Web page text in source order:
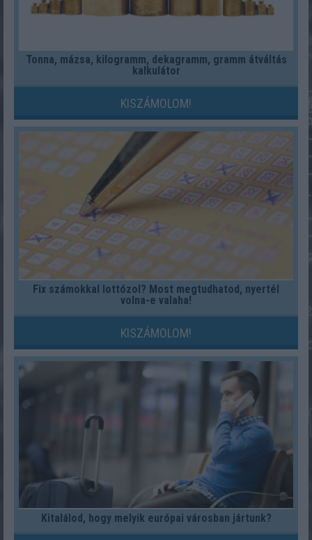
Tonna, mázsa, kilogramm, dekagramm, gramm átváltás
kalkulátor
KISZÁMOLOM!
Fix számokkal lottózol? Most megtudhatod, nyertél
volna-e valaha!
KISZÁMOLOM!
Kitalálod, hogy melyik európai városban jártunk?